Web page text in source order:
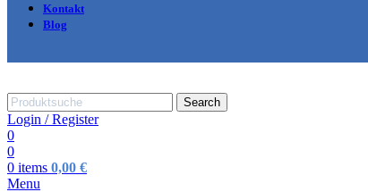
Kontakt
Blog
Search
Login / Register
0
0
0 items 0,00 €
Menu